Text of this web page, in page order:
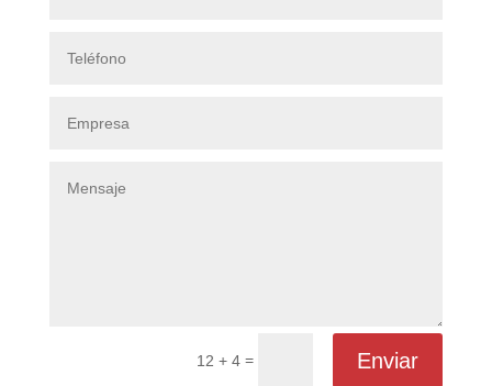
12 + 4 = Enviar